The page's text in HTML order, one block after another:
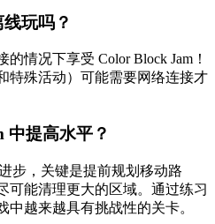
玩吗？
情况下享受 Color Block Jam！
特殊活动）可能需要网络连接才
中提高水平？
步，关键是提前规划移动路
可能清理更大的区域。通过练习
越来越具有挑战性的关卡。